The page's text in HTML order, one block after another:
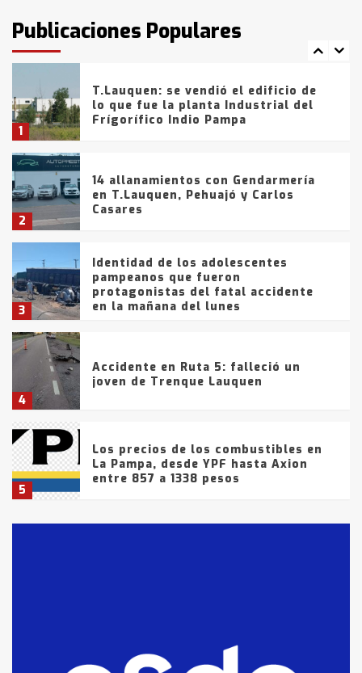
Publicaciones Populares
fueron detenidos por
comercialización de drogas en la
tarde del sábado
1
T.Lauquen: se vendió el edificio de
lo que fue la planta Industrial del
Frígorífico Indio Pampa
2
14 allanamientos con Gendarmería
en T.Lauquen, Pehuajó y Carlos
Casares
3
Identidad de los adolescentes
pampeanos que fueron
protagonistas del fatal accidente
en la mañana del lunes
4
Accidente en Ruta 5: falleció un
joven de Trenque Lauquen
5
Los precios de los combustibles en
La Pampa, desde YPF hasta Axion
entre 857 a 1338 pesos
fueron detenidos por
comercialización de drogas en la